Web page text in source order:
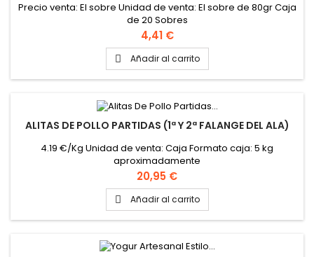
Precio venta: El sobre Unidad de venta: El sobre de 80gr Caja
de 20 Sobres
Precio
4,41 €
 Añadir al carrito
ALITAS DE POLLO PARTIDAS (1ª Y 2ª FALANGE DEL ALA)
4.19 €/Kg Unidad de venta: Caja Formato caja: 5 kg
aproximadamente
Precio
20,95 €
 Añadir al carrito